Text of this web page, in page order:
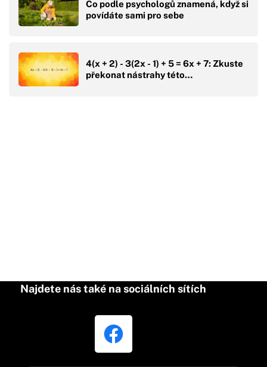
Co podle psychologů znamená, když si
povídáte sami pro sebe
4(x + 2) - 3(2x - 1) + 5 = 6x + 7: Zkuste
překonat nástrahy této…
Najdete nás také na sociálních sítích